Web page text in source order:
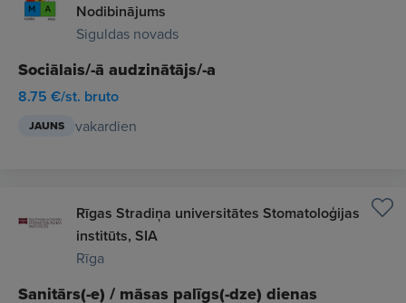
Nodibinājums
Siguldas novads
Sociālais/-ā audzinātājs/-a
8.75 €/st. bruto
JAUNS vakardien
Rīgas Stradiņa universitātes Stomatoloģijas
institūts, SIA
Rīga
Sanitārs(-e) / māsas palīgs(-dze) dienas